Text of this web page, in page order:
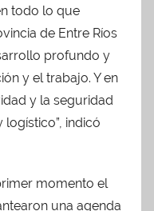
todo lo que
de Entre Ríos
profundo y
y el trabajo. Y en
y la seguridad
indicó
momento el
una agenda